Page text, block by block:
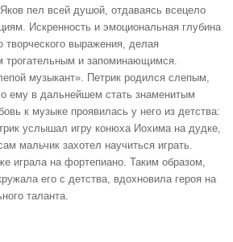
пел всей душой, отдаваясь всецело
Искренность и эмоциональная глубина
творческого выражения, делая
трогательным и запоминающимся.
музыкант». Петрик родился слепым,
ему в дальнейшем стать знаменитым
к музыке проявилась у него из детства:
услышал игру конюха Иохима на дудке,
мальчик захотел научиться играть.
играла на фортепиано. Таким образом,
его с детства, вдохновила героя на
таланта.